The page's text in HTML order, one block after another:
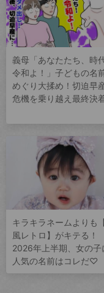
義母「あなたたち、時
令和よ！」子どもの名
めぐり大揉め！切迫早
危機を乗り越え最終決
キラキラネームよりも
風レトロ】がキテる！
2026年上半期、女の子
人気の名前はコレだ♡